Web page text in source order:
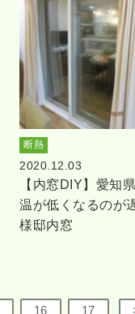
断熱
2020.12.03
【内窓DIY】愛知
温が低くなるのが
様邸内窓
16 17